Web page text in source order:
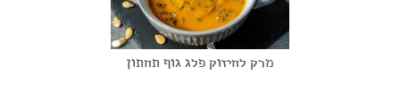
מרק לחיזוק פלג גוף תחתון